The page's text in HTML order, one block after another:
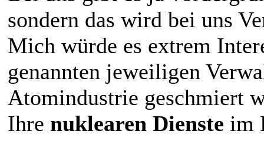
sondern das wird bei uns
Mich würde es extrem
genannten jeweiligen
Atomindustrie geschmiert
Ihre nuklearen Dienste im